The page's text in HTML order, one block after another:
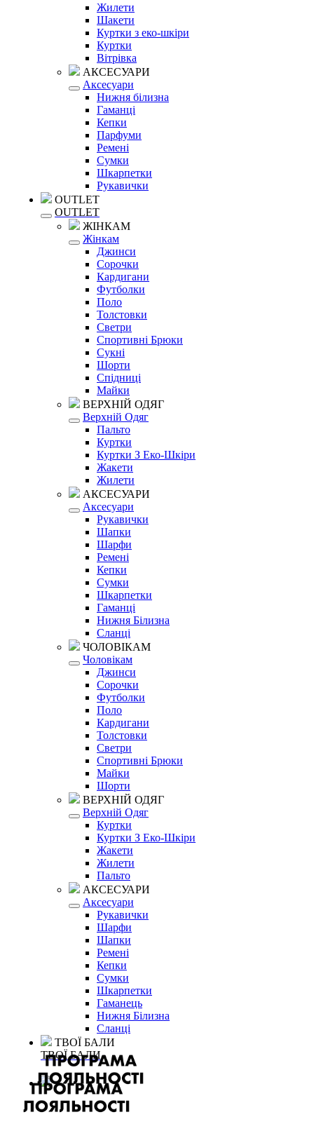
Жилети
Шакети
Куртки з еко-шкіри
Куртки
Вітрівка
АКСЕСУАРИ
Аксесуари
Нижня білизна
Гаманці
Кепки
Парфуми
Ремені
Сумки
Шкарпетки
Рукавички
OUTLET
OUTLET
ЖІНКАМ
Жінкам
Джинси
Сорочки
Кардигани
Футболки
Поло
Толстовки
Светри
Спортивні Брюки
Сукні
Шорти
Спідниці
Майки
ВЕРХНІЙ ОДЯГ
Верхній Одяг
Пальто
Куртки
Куртки З Еко-Шкіри
Жакети
Жилети
АКСЕСУАРИ
Аксесуари
Рукавички
Шапки
Шарфи
Ремені
Кепки
Сумки
Шкарпетки
Гаманці
Нижня Білизна
Сланці
ЧОЛОВІКАМ
Чоловікам
Джинси
Сорочки
Футболки
Поло
Кардигани
Толстовки
Светри
Спортивні Брюки
Майки
Шорти
ВЕРХНІЙ ОДЯГ
Верхній Одяг
Куртки
Куртки З Еко-Шкіри
Жакети
Жилети
Пальто
АКСЕСУАРИ
Аксесуари
Рукавички
Шарфи
Шапки
Ремені
Кепки
Сумки
Шкарпетки
Гаманець
Нижня Білизна
Сланці
ТВОЇ БАЛИ
ТВОЇ БАЛИ